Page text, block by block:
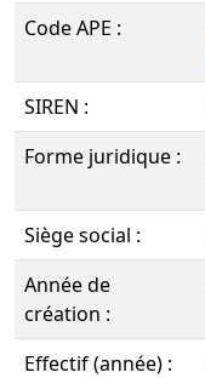
Code APE :
SIREN :
Forme juridique :
Siège social :
Année de
création :
Effectif (année) :